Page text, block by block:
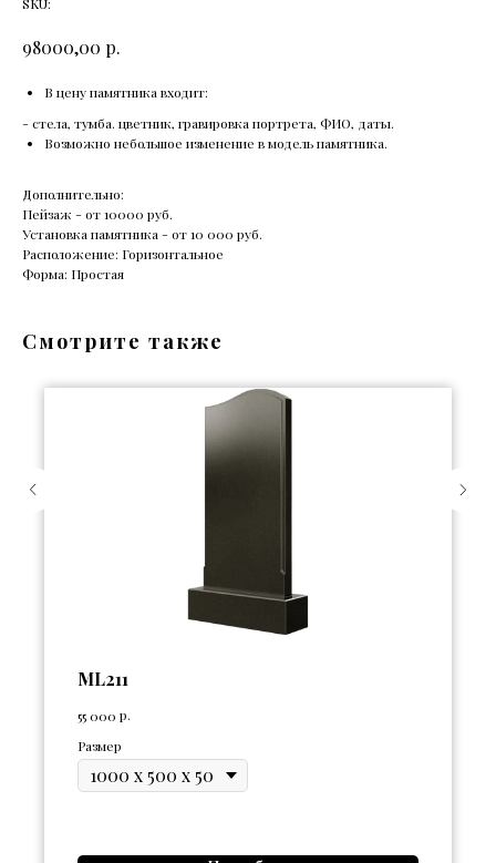
98000,00 р.
В цену памятника входит:
- стела, тумба. цветник, гравировка портрета, ФИО, даты.
Возможно небольшое изменение в модель памятника.
Дополнительно:
Пейзаж - от 10000 руб.
Установка памятника - от 10 000 руб.
Расположение: Горизонтальное
Форма: Простая
Смотрите также
ML211
55 000 р.
Размер